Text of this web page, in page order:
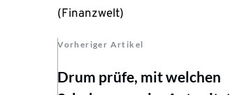
(Finanzwelt)
Vorheriger Artikel
Drum prüfe, mit welchen